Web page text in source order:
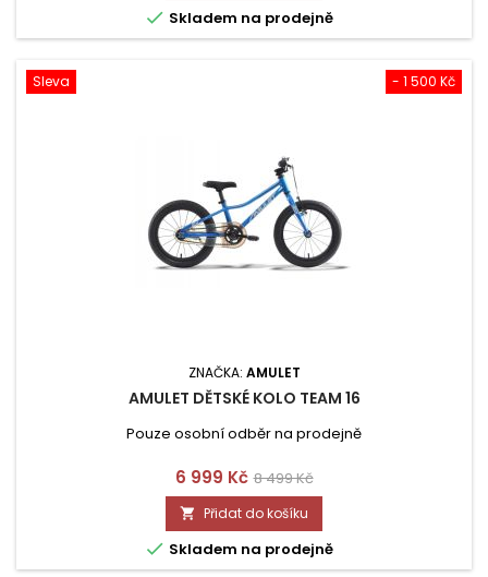
 Skladem na prodejně
- 1 500 Kč
Sleva
ZNAČKA: AMULET
AMULET DĚTSKÉ KOLO TEAM 16
Pouze osobní odběr na prodejně
Cena
6 999 Kč Běžná
cena
8 499 Kč
 Přidat do košíku
 Skladem na prodejně